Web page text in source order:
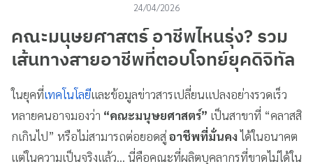
24/04/2026
คณะมนุษยศาสตร์ อาชีพไหนรุ่ง? รวม
เส้นทางสายอาชีพที่ตอบโจทย์ยุคดิจิทัล
ในยุคที่เทคโนโลยีและข้อมูลข่าวสารเปลี่ยนแปลงอย่างรวดเร็ว
หลายคนอาจมองว่า “คณะมนุษยศาสตร์” เป็นสาขาที่ “คลาสสิ
กเกินไป” หรือไม่สามารถต่อยอดสู่อาชีพที่มั่นคงได้ในอนาคต
แต่ในความเป็นจริงแล้ว… นี่คือคณะที่ผลิตบุคลากรที่ขาดไม่ได้ใน